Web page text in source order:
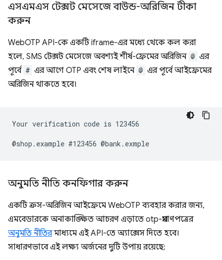
এসএমএস টেক্সট মেসেজে বাউন্ড-অরিজিন টীকা
করুন
WebOTP API-কে একটি iframe-এর মধ্যে থেকে কল করা
হলে, SMS টেক্সট মেসেজে অবশ্যই শীর্ষ-ফ্রেমের অরিজিন @ এর
পূর্বে # এর আগে OTP এবং শেষ লাইনে @ এর পূর্বে আইফ্রেমের
অরিজিন থাকতে হবে।
Your verification code is 123456
অনুমতি নীতি কনফিগার করুন
একটি ক্রস-অরিজিন আইফ্রেমে WebOTP ব্যবহার করার জন্য,
এমবেডারকে অনাকাঙ্ক্ষিত আচরণ এড়াতে otp-প্রমাণপত্রের
অনুমতি নীতিরমাধ্যমে এই API-তে অ্যাক্সেস দিতে হবে।
সাধারণভাবে এই লক্ষ্য অর্জনের দুটি উপায় রয়েছে: